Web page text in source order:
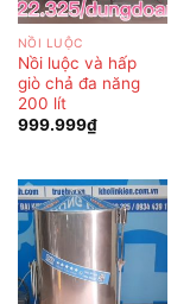
NỒI LUỘC
Nồi luộc và hấp
giò chả đa năng
200 lít
999.999₫